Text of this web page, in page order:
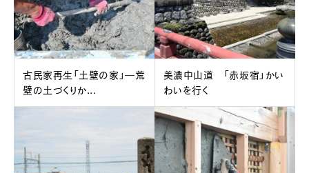
古民家再生「土壁の家」―荒
壁の土づくりか...
美濃中山道 「赤坂宿」かい
わいを行く